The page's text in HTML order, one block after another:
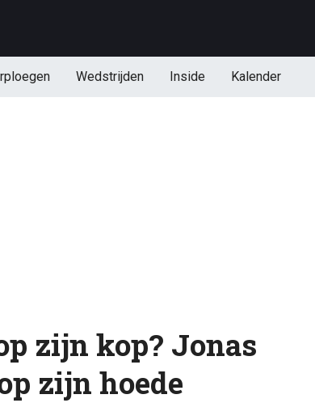
Wedstrijden Inside Kalender
zijn kop? Jonas
zijn hoede